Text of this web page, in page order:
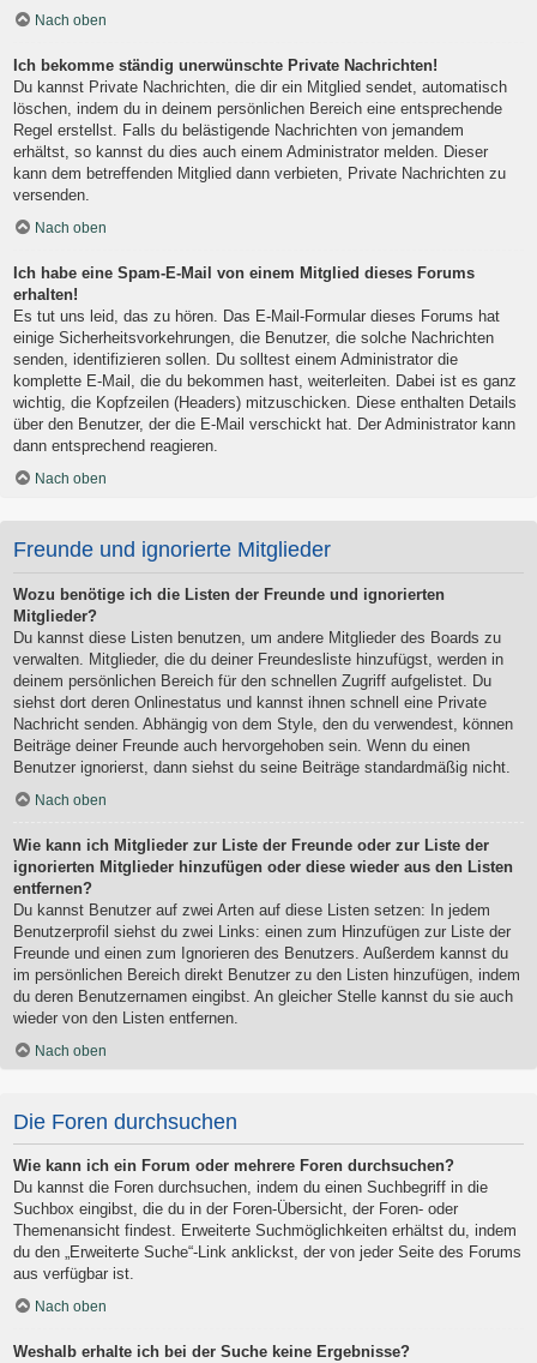
Nach oben
Ich bekomme ständig unerwünschte Private Nachrichten!
Du kannst Private Nachrichten, die dir ein Mitglied sendet, automatisch
löschen, indem du in deinem persönlichen Bereich eine entsprechende
Regel erstellst. Falls du belästigende Nachrichten von jemandem
erhältst, so kannst du dies auch einem Administrator melden. Dieser
kann dem betreffenden Mitglied dann verbieten, Private Nachrichten zu
versenden.
Nach oben
Ich habe eine Spam-E-Mail von einem Mitglied dieses Forums
erhalten!
Es tut uns leid, das zu hören. Das E-Mail-Formular dieses Forums hat
einige Sicherheitsvorkehrungen, die Benutzer, die solche Nachrichten
senden, identifizieren sollen. Du solltest einem Administrator die
komplette E-Mail, die du bekommen hast, weiterleiten. Dabei ist es ganz
wichtig, die Kopfzeilen (Headers) mitzuschicken. Diese enthalten Details
über den Benutzer, der die E-Mail verschickt hat. Der Administrator kann
dann entsprechend reagieren.
Nach oben
Freunde und ignorierte Mitglieder
Wozu benötige ich die Listen der Freunde und ignorierten
Mitglieder?
Du kannst diese Listen benutzen, um andere Mitglieder des Boards zu
verwalten. Mitglieder, die du deiner Freundesliste hinzufügst, werden in
deinem persönlichen Bereich für den schnellen Zugriff aufgelistet. Du
siehst dort deren Onlinestatus und kannst ihnen schnell eine Private
Nachricht senden. Abhängig von dem Style, den du verwendest, können
Beiträge deiner Freunde auch hervorgehoben sein. Wenn du einen
Benutzer ignorierst, dann siehst du seine Beiträge standardmäßig nicht.
Nach oben
Wie kann ich Mitglieder zur Liste der Freunde oder zur Liste der
ignorierten Mitglieder hinzufügen oder diese wieder aus den Listen
entfernen?
Du kannst Benutzer auf zwei Arten auf diese Listen setzen: In jedem
Benutzerprofil siehst du zwei Links: einen zum Hinzufügen zur Liste der
Freunde und einen zum Ignorieren des Benutzers. Außerdem kannst du
im persönlichen Bereich direkt Benutzer zu den Listen hinzufügen, indem
du deren Benutzernamen eingibst. An gleicher Stelle kannst du sie auch
wieder von den Listen entfernen.
Nach oben
Die Foren durchsuchen
Wie kann ich ein Forum oder mehrere Foren durchsuchen?
Du kannst die Foren durchsuchen, indem du einen Suchbegriff in die
Suchbox eingibst, die du in der Foren-Übersicht, der Foren- oder
Themenansicht findest. Erweiterte Suchmöglichkeiten erhältst du, indem
du den „Erweiterte Suche“-Link anklickst, der von jeder Seite des Forums
aus verfügbar ist.
Nach oben
Weshalb erhalte ich bei der Suche keine Ergebnisse?